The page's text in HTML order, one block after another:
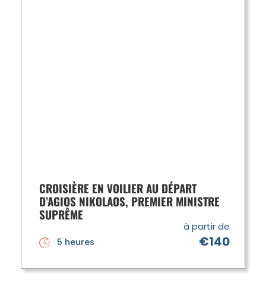
CROISIÈRE EN VOILIER AU DÉPART
D’AGIOS NIKOLAOS, PREMIER MINISTRE
SUPRÊME
à partir de
€140
5 heures